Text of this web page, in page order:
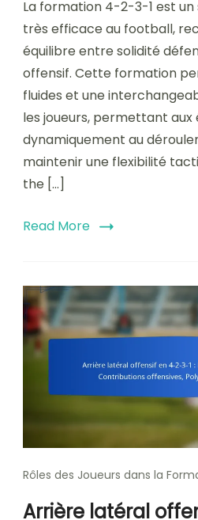
La formation 4-2-3-1 est
très efficace au football,
équilibre entre solidité
offensif. Cette formation
fluides et une
les joueurs, permettant aux
dynamiquement au
maintenir une flexibilité
the […]
Read More
Rôles des Joueurs dans la
Arrière latéral